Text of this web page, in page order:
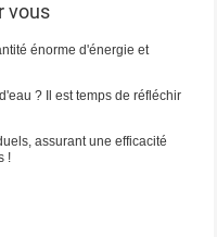
vous
énorme d'énergie et
? Il est temps de réfléchir
assurant une efficacité
!